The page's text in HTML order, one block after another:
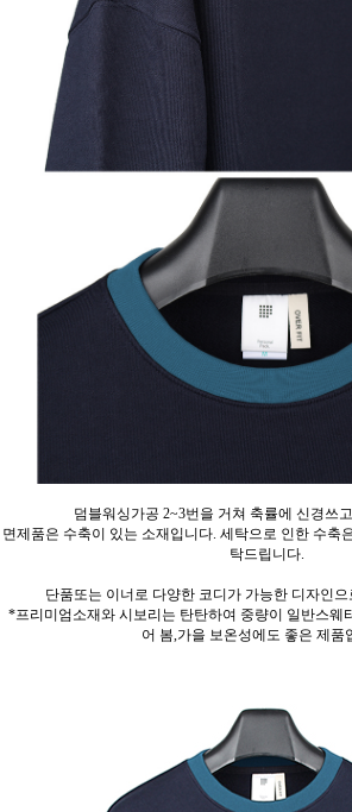
덤블워싱가공 2~3번을 거쳐 축률에 신경쓰
면제품은 수축이 있는 소재입니다. 세탁으로 인한 수축
탁드립니다.
단품또는 이너로 다양한 코디가 가능한 디자인으
*프리미엄소재와 시보리는 탄탄하여 중량이 일반스웨
어 봄,가을 보온성에도 좋은 제품